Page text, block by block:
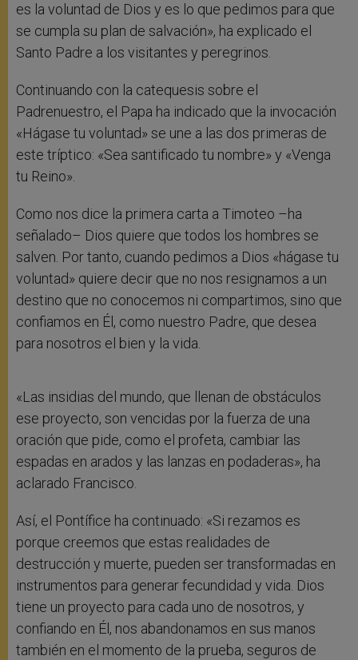
es la voluntad de Dios y es lo que pedimos para que
se cumpla su plan de salvación», ha explicado el
Santo Padre a los visitantes y peregrinos.
Continuando con la catequesis sobre el
Padrenuestro, el Papa ha indicado que la invocación
«Hágase tu voluntad» se une a las dos primeras de
este tríptico: «Sea santificado tu nombre» y «Venga
tu Reino».
Como nos dice la primera carta a Timoteo –ha
señalado– Dios quiere que todos los hombres se
salven. Por tanto, cuando pedimos a Dios «hágase tu
voluntad» quiere decir que no nos resignamos a un
destino que no conocemos ni compartimos, sino que
confiamos en Él, como nuestro Padre, que desea
para nosotros el bien y la vida.
«Las insidias del mundo, que llenan de obstáculos
ese proyecto, son vencidas por la fuerza de una
oración que pide, como el profeta, cambiar las
espadas en arados y las lanzas en podaderas», ha
aclarado Francisco.
Así, el Pontífice ha continuado: «Si rezamos es
porque creemos que estas realidades de
destrucción y muerte, pueden ser transformadas en
instrumentos para generar fecundidad y vida. Dios
tiene un proyecto para cada uno de nosotros, y
confiando en Él, nos abandonamos en sus manos
también en el momento de la prueba, seguros de